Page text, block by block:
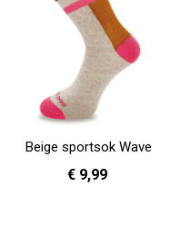
Beige sportsok Wave
€ 9,99